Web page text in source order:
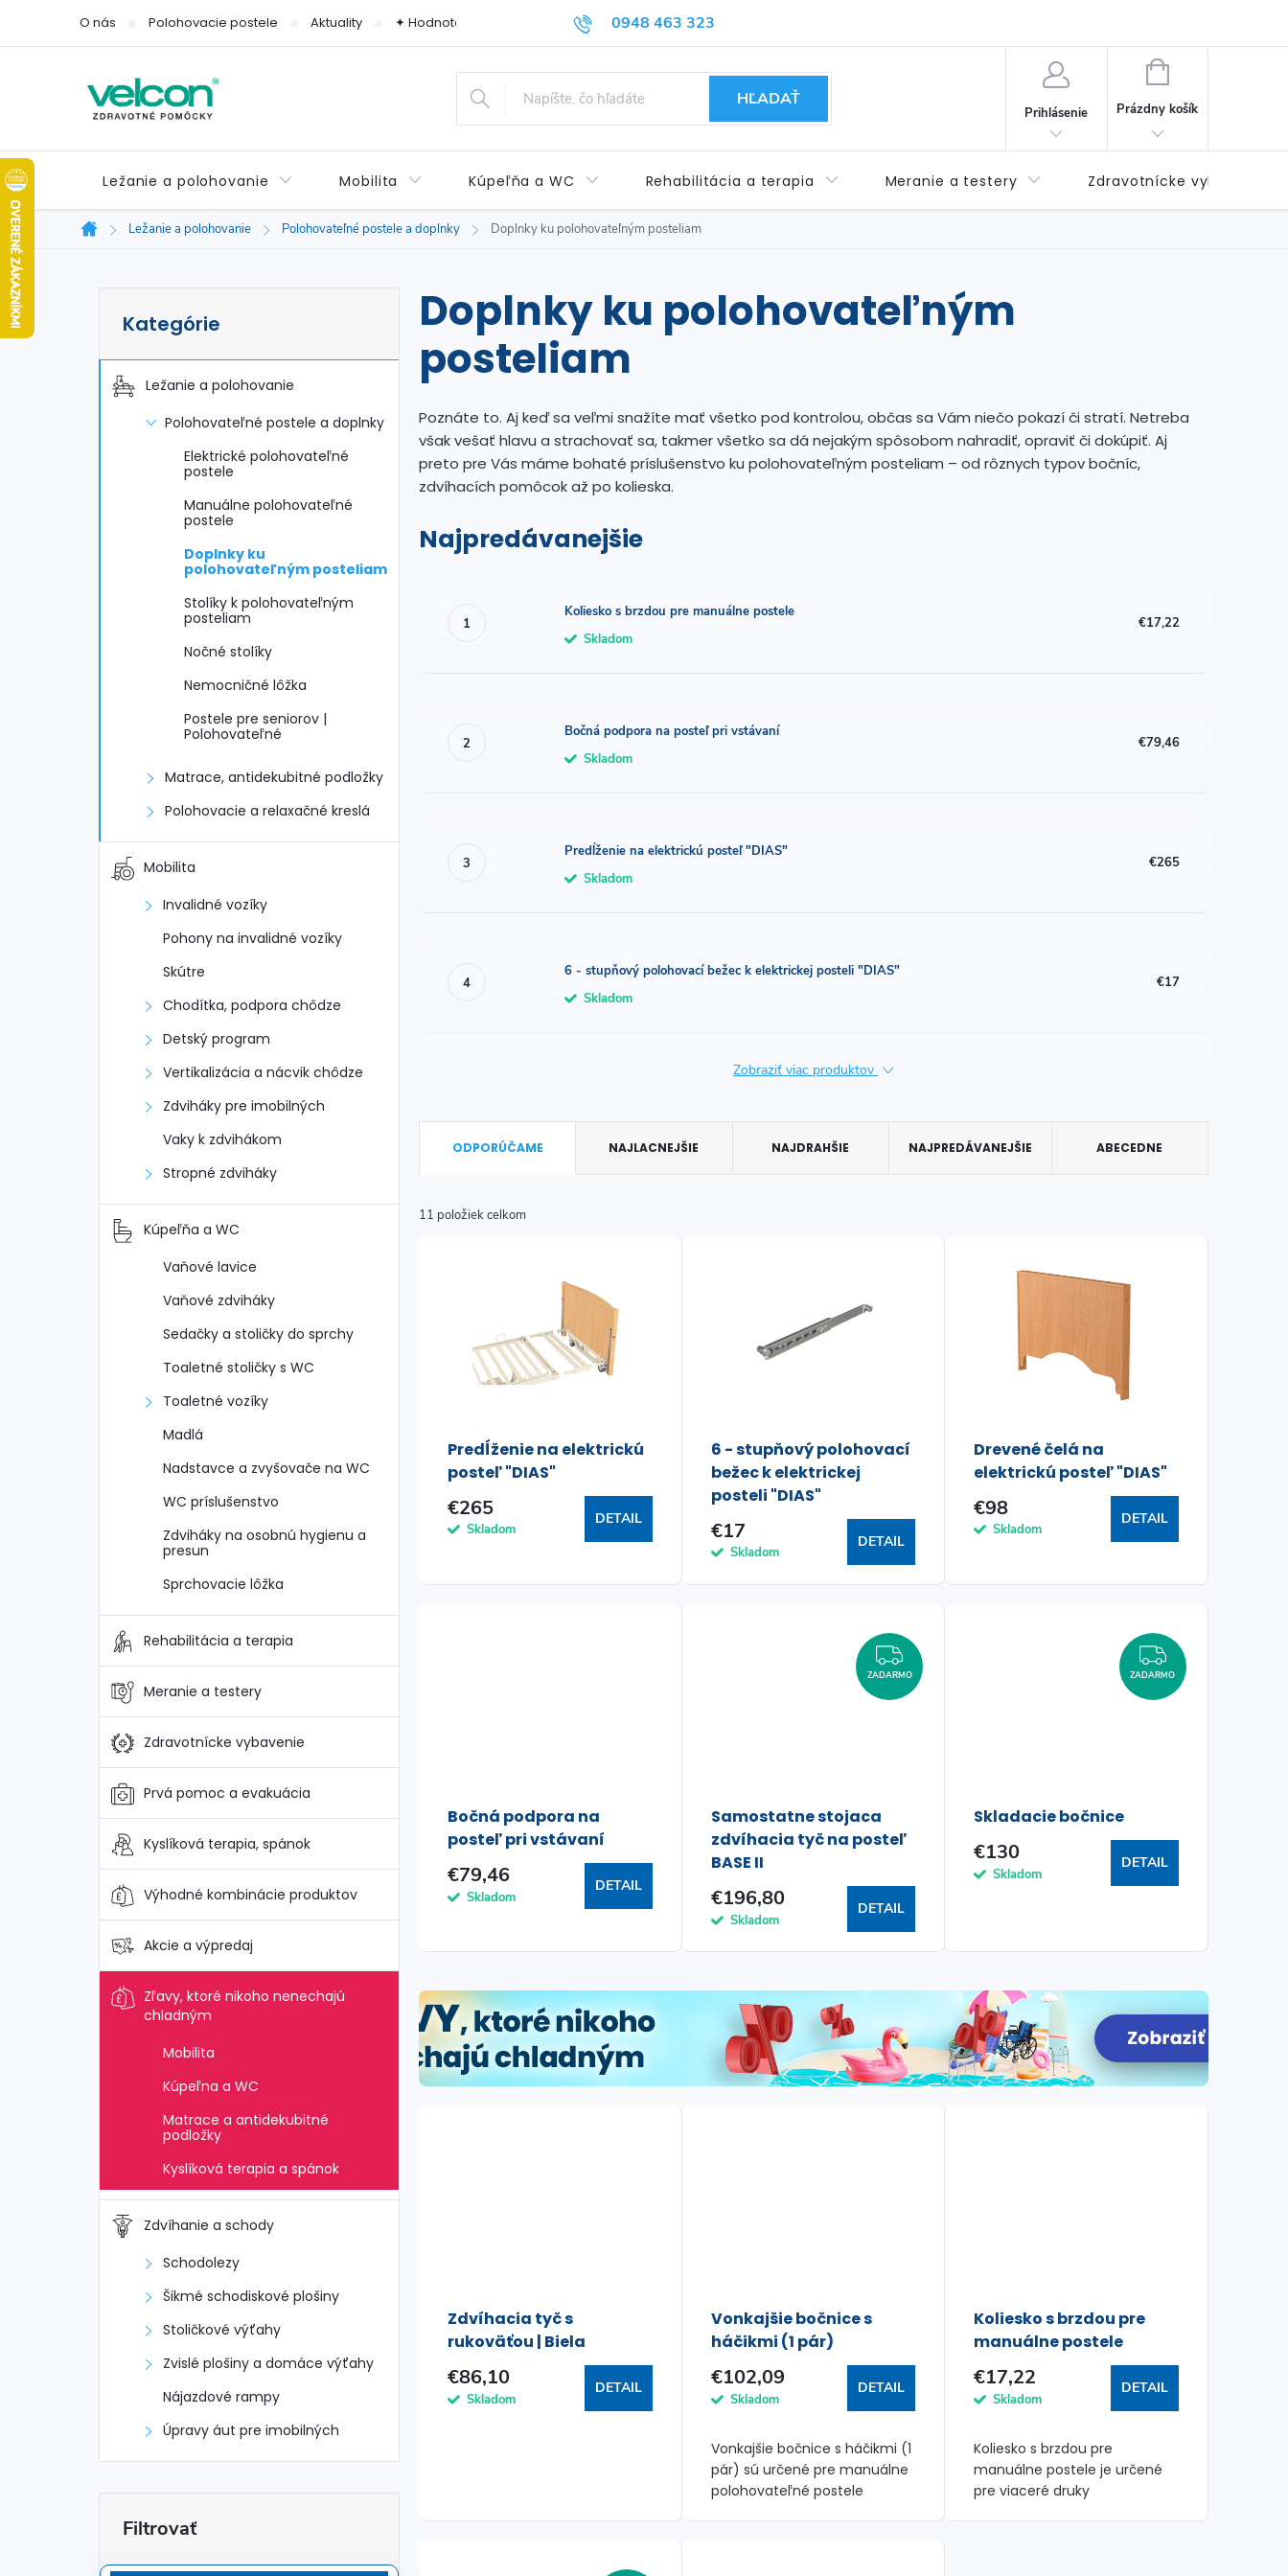
0948 463 323
O nás Polohovacie postele Aktuality ✦ Hodnotenie obchodu Príspevok pre ŤZP
HĽADAŤ
Prihlásenie
NÁKUPNÝ
KOŠÍK
Prázdny košík
Ležanie a polohovanie Mobilita Kúpeľňa a WC Rehabilitácia a terapia Meranie a testery Zdravotnícke vybavenie
Domov
Ležanie a polohovanie Polohovateľné postele a doplnky Doplnky ku polohovateľným posteliam
o
č
kategórie
Kategórie
Ležanie a polohovanie
Polohovateľné postele a doplnky
Elektrické polohovateľné
postele
Manuálne polohovateľné
postele
Doplnky ku
polohovateľným posteliam
Stolíky k polohovateľným
posteliam
Nočné stolíky
Nemocničné lôžka
Postele pre seniorov |
Polohovateľné
Matrace, antidekubitné podložky
Polohovacie a relaxačné kreslá
Mobilita
Invalidné vozíky
Pohony na invalidné vozíky
Skútre
Chodítka, podpora chôdze
Detský program
Vertikalizácia a nácvik chôdze
Zdviháky pre imobilných
Vaky k zdvihákom
Stropné zdviháky
Kúpeľňa a WC
Vaňové lavice
Vaňové zdviháky
Sedačky a stoličky do sprchy
Toaletné stoličky s WC
Toaletné vozíky
Madlá
Nadstavce a zvyšovače na WC
WC príslušenstvo
Zdviháky na osobnú hygienu a
presun
Sprchovacie lôžka
Rehabilitácia a terapia
Meranie a testery
Zdravotnícke vybavenie
Prvá pomoc a evakuácia
Kyslíková terapia, spánok
Výhodné kombinácie produktov
Akcie a výpredaj
Zľavy, ktoré nikoho nenechajú
chladným
Mobilita
Kúpeľna a WC
Matrace a antidekubitné
podložky
Kyslíková terapia a spánok
Zdvíhanie a schody
Schodolezy
Šikmé schodiskové plošiny
Stoličkové výťahy
Zvislé plošiny a domáce výťahy
Nájazdové rampy
Úpravy áut pre imobilných
Doplnky ku polohovateľným
posteliam
Poznáte to. Aj keď sa veľmi snažíte mať všetko pod kontrolou, občas sa Vám niečo pokazí či stratí. Netreba
však vešať hlavu a strachovať sa, takmer všetko sa dá nejakým spôsobom nahradiť, opraviť či dokúpiť. Aj
preto pre Vás máme bohaté príslušenstvo ku polohovateľným posteliam – od rôznych typov bočníc,
zdvíhacích pomôcok až po kolieska.
Najpredávanejšie
Koliesko s brzdou pre manuálne postele
Skladom
€17,22
Bočná podpora na posteľ pri vstávaní
Skladom
€79,46
Predĺženie na elektrickú posteľ "DIAS"
Skladom
€265
6 - stupňový polohovací bežec k elektrickej posteli "DIAS"
Skladom
€17
Zobraziť viac produktov
a
d
d
ODPORÚČAME NAJLACNEJŠIE NAJDRAHŠIE NAJPREDÁVANEJŠIE ABECEDNE
11 položiek celkom
Predĺženie na elektrickú
posteľ "DIAS"
€265
Skladom
DETAIL
6 - stupňový polohovací
bežec k elektrickej
posteli "DIAS"
€17
Skladom
DETAIL
Drevené čelá na
elektrickú posteľ "DIAS"
€98
Skladom
DETAIL
Bočná podpora na
posteľ pri vstávaní
€79,46
Skladom
DETAIL
ZADARMO
ZADARMO
Samostatne stojaca
zdvíhacia tyč na posteľ
BASE II
€196,80
Skladom
DETAIL
ZADARMO
ZADARMO
Skladacie bočnice
€130
Skladom
DETAIL
Zdvíhacia tyč s
rukoväťou | Biela
€86,10
Skladom
DETAIL
Vonkajšie bočnice s
háčikmi (1 pár)
€102,09
Skladom
DETAIL
Vonkajšie bočnice s háčikmi (1
pár) sú určené pre manuálne
polohovateľné postele
Koliesko s brzdou pre
manuálne postele
€17,22
Skladom
DETAIL
Koliesko s brzdou pre
manuálne postele je určené
pre viaceré druky